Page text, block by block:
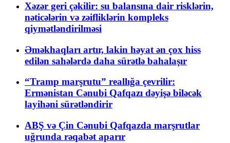
Xəzər geri çəkilir: su balansına dair risklərin,
nəticələrin və zəifliklərin kompleks
qiymətləndirilməsi
Əməkhaqları artır, lakin həyat ən çox hiss
edilən sahələrdə daha sürətlə bahalaşır
“Tramp marşrutu” reallığa çevrilir:
Ermənistan Cənubi Qafqazı dəyişə biləcək
layihəni sürətləndirir
ABŞ və Çin Cənubi Qafqazda marşrutlar
uğrunda rəqabət aparır